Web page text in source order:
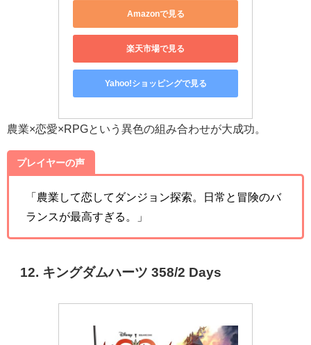
Amazonで見る
楽天市場で見る
Yahoo!ショッピングで見る
農業×恋愛×RPGという異色の組み合わせが大成功。
プレイヤーの声
「農業して恋してダンジョン探索。日常と冒険のバ
ランスが最高すぎる。」
12. キングダムハーツ 358/2 Days